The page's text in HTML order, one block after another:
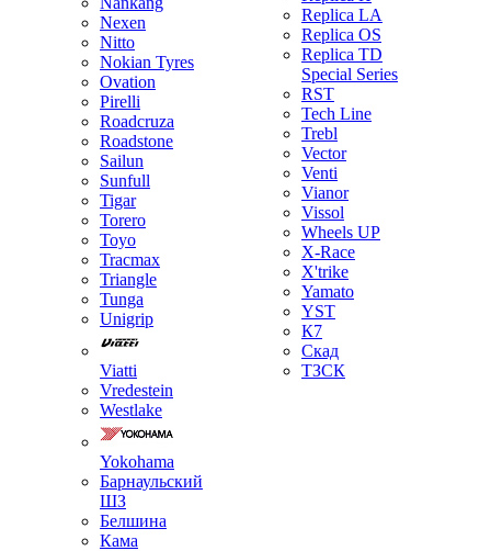
Nexen
Nitto
Nokian Tyres
Ovation
Pirelli
Roadcruza
Roadstone
Sailun
Sunfull
Tigar
Torero
Toyo
Tracmax
Triangle
Tunga
Unigrip
Viatti
Vredestein
Westlake
Yokohama
Барнаульский
ШЗ
Белшина
Кама
Replica LA
Replica OS
Replica TD
Special Series
RST
Tech Line
Trebl
Vector
Venti
Vianor
Vissol
Wheels UP
X-Race
X'trike
Yamato
YST
К7
Скад
ТЗСК